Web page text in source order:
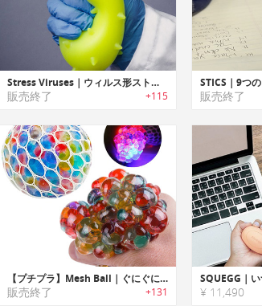
Stress Viruses｜ウィルス形ストレス解消ラバー「ストレスウィルス」
販売終了 +115 販売終了
【プチプラ】Mesh Ball｜ぐにぐにしてストレス解消できるLED搭載メッシュストレスボール
販売終了 +131 ¥ 11,490